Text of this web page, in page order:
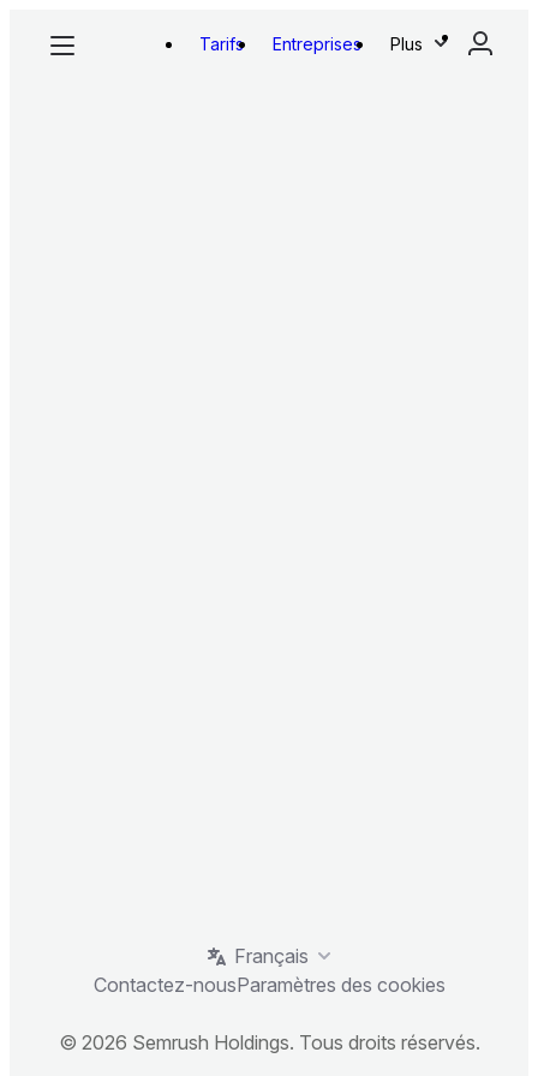
Tarifs Entreprises Plus
Français
Contactez-nousParamètres des cookies
© 2026 Semrush Holdings. Tous droits réservés.